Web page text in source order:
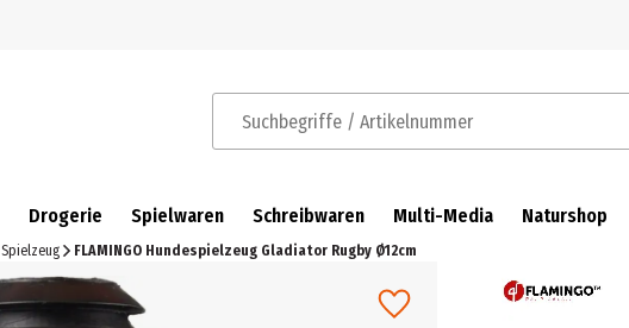
Suchbegriffe / Artikelnummer
Drogerie Spielwaren Schreibwaren Multi-Media Naturshop
Spielzeug FLAMINGO Hundespielzeug Gladiator Rugby Ø12cm